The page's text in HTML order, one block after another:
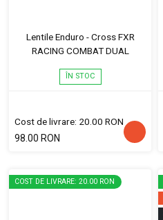
Lentile Enduro - Cross FXR
RACING COMBAT DUAL
ÎN STOC
Cost de livrare: 20.00 RON
98.00 RON
COST DE LIVRARE: 20.00 RON